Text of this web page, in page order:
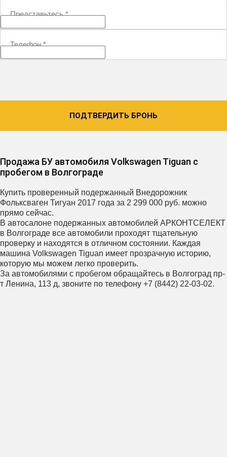
Представьтесь*
Телефон*
ПОДТВЕРДИТЬ БРОНЬ
Продажа БУ автомобиля Volkswagen Tiguan с
пробегом в Волгограде
Купить проверенный подержанный Внедорожник
Фольксваген Тигуан 2017 года за 2 299 000 руб. можно
прямо сейчас.
В автосалоне подержанных автомобилей АРКОНТСЕЛЕКТ
в Волгограде все автомобили проходят тщательную
проверку и находятся в отличном состоянии. Каждая
машина Volkswagen Tiguan имеет прозрачную историю,
которую мы можем легко проверить.
За автомобилями с пробегом обращайтесь в Волгоград пр-
т Ленина, 113 д, звоните по телефону +7 (8442) 22-03-02.